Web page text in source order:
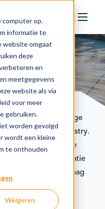
computer op.
informatie te
website omgaat
deze
en
meetgegevens
website als via
voor meer
gebruiken.
worden gevolgd
wordt een kleine
te onthouden
Weigeren
hebben de nodige
van Smart Industry.
transitie in de
bij aan de realisatie
Industry en delen graag